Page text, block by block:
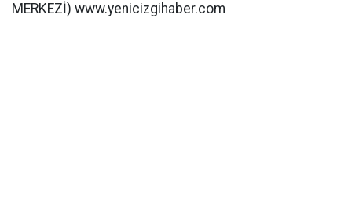
MERKEZİ) www.yenicizgihaber.com